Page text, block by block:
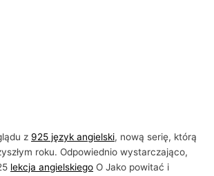
z 925 język angielski, nową serię, którą
roku. Odpowiednio wystarczająco,
lekcja angielskiego O Jako powitać i